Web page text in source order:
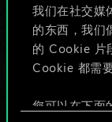
我们在社交媒
的东西，我们
的 Cookie 片
Cookie 都需
您可以在下面